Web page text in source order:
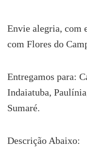
Envie alegria, com
com Flores do
Entregamos para:
Indaiatuba,
Sumaré.
Descrição Abaixo: